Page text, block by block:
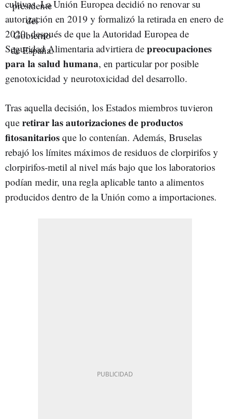
cultivos. La Unión Europea decidió no renovar su
autorización en 2019 y formalizó la retirada en enero de
2020, después de que la Autoridad Europea de
Seguridad Alimentaria advirtiera de preocupaciones
para la salud humana, en particular por posible
genotoxicidad y neurotoxicidad del desarrollo.
Tras aquella decisión, los Estados miembros tuvieron
que retirar las autorizaciones de productos
fitosanitarios que lo contenían. Además, Bruselas
rebajó los límites máximos de residuos de clorpirifos y
clorpirifos-metil al nivel más bajo que los laboratorios
podían medir, una regla aplicable tanto a alimentos
producidos dentro de la Unión como a importaciones.